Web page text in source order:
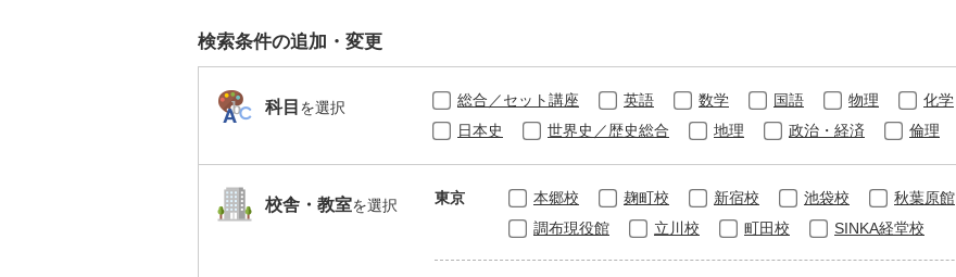
検索条件の追加・変更
科目 を選択 総合／セット講座 英語 数学 国語 物理 化学
日本史
世界史／歴史総合 地理 政治・経済 倫理
校舎・教室を選択 東京 本郷校 麹町校 新宿校 池袋校 秋葉原館
調布現役館
立川校 町田校 SINKA経堂校